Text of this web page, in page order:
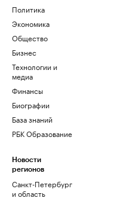
Политика
Экономика
Общество
Бизнес
Технологии и
медиа
Финансы
Биографии
База знаний
РБК Образование
Новости
регионов
Санкт-Петербург
и область